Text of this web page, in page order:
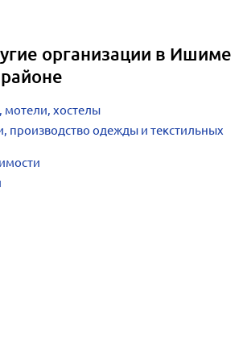
организации в Ишиме
мотели, хостелы
одежды и текстильных